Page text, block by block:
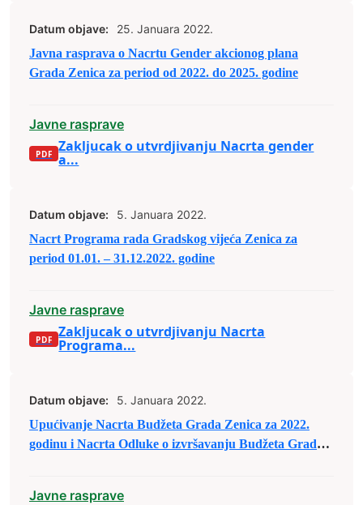
Datum objave:
25. Januara 2022.
Javna rasprava o Nacrtu Gender akcionog plana
Grada Zenica za period od 2022. do 2025. godine
Javne rasprave
Zakljucak o utvrdjivanju Nacrta gender
a...
Datum objave:
5. Januara 2022.
Nacrt Programa rada Gradskog vijeća Zenica za
period 01.01. – 31.12.2022. godine
Javne rasprave
Zakljucak o utvrdjivanju Nacrta
Programa...
Datum objave:
5. Januara 2022.
Upućivanje Nacrta Budžeta Grada Zenica za 2022.
godinu i Nacrta Odluke o izvršavanju Budžeta Grada
Javne rasprave